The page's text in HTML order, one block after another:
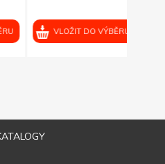
VLOŽIT DO VÝBĚRU